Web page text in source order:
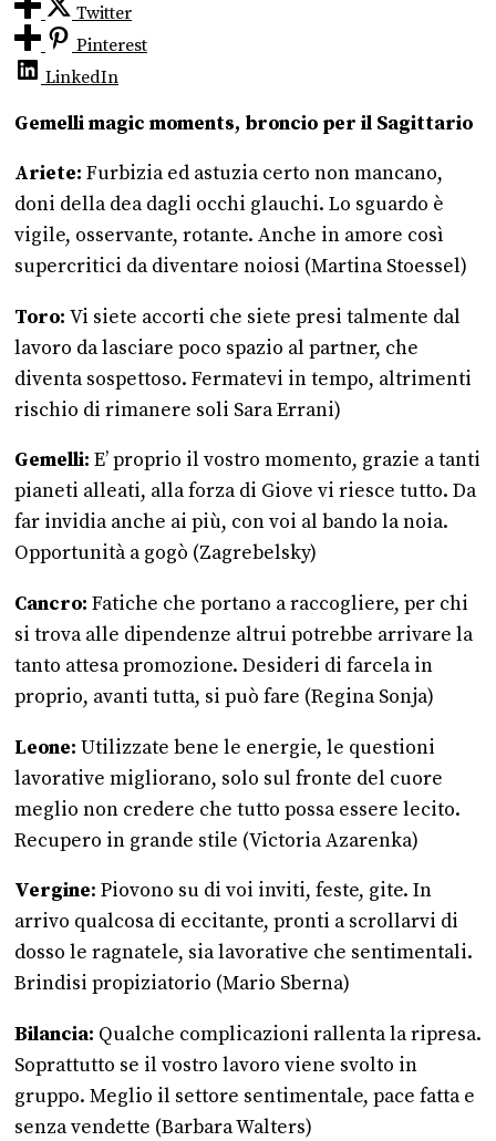
Twitter
Pinterest
LinkedIn
Gemelli magic moments, broncio per il Sagittario
Ariete: Furbizia ed astuzia certo non mancano,
doni della dea dagli occhi glauchi. Lo sguardo è
vigile, osservante, rotante. Anche in amore così
supercritici da diventare noiosi (Martina Stoessel)
Toro: Vi siete accorti che siete presi talmente dal
lavoro da lasciare poco spazio al partner, che
diventa sospettoso. Fermatevi in tempo, altrimenti
rischio di rimanere soli Sara Errani)
Gemelli: E’ proprio il vostro momento, grazie a tanti
pianeti alleati, alla forza di Giove vi riesce tutto. Da
far invidia anche ai più, con voi al bando la noia.
Opportunità a gogò (Zagrebelsky)
Cancro: Fatiche che portano a raccogliere, per chi
si trova alle dipendenze altrui potrebbe arrivare la
tanto attesa promozione. Desideri di farcela in
proprio, avanti tutta, si può fare (Regina Sonja)
Leone: Utilizzate bene le energie, le questioni
lavorative migliorano, solo sul fronte del cuore
meglio non credere che tutto possa essere lecito.
Recupero in grande stile (Victoria Azarenka)
Vergine: Piovono su di voi inviti, feste, gite. In
arrivo qualcosa di eccitante, pronti a scrollarvi di
dosso le ragnatele, sia lavorative che sentimentali.
Brindisi propiziatorio (Mario Sberna)
Bilancia: Qualche complicazioni rallenta la ripresa.
Soprattutto se il vostro lavoro viene svolto in
gruppo. Meglio il settore sentimentale, pace fatta e
senza vendette (Barbara Walters)